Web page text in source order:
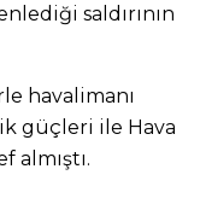
saldırının
havalimanı
güçleri ile Hava
almıştı.